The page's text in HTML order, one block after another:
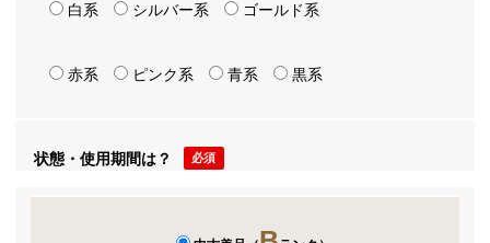
白系 シルバー系 ゴールド系
赤系 ピンク系 青系 黒系
状態・使用期間は？ 必須